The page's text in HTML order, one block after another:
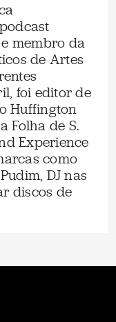
membro da
de Artes
foi editor de
Huffington
Folha de S.
Experience
como
DJ nas
discos de